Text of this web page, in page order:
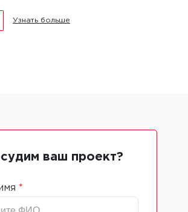
Узнать больше
ваш проект?
*